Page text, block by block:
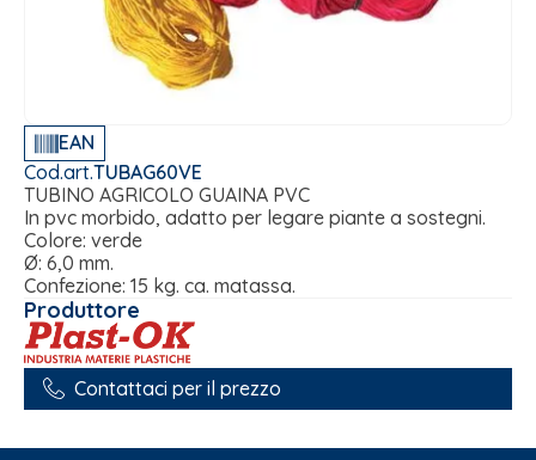
EAN
Cod.art.TUBAG60VE
TUBINO AGRICOLO GUAINA PVC
In pvc morbido, adatto per legare piante a sostegni.
Colore: verde
Ø: 6,0 mm.
Confezione: 15 kg. ca. matassa.
Produttore
Contattaci per il prezzo